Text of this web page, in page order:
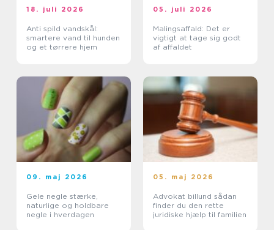
18. juli 2026
Anti spild vandskål:
smartere vand til hunden
og et tørrere hjem
05. juli 2026
Malingsaffald: Det er
vigtigt at tage sig godt
af affaldet
09. maj 2026
Gele negle stærke,
naturlige og holdbare
negle i hverdagen
05. maj 2026
Advokat billund sådan
finder du den rette
juridiske hjælp til familien